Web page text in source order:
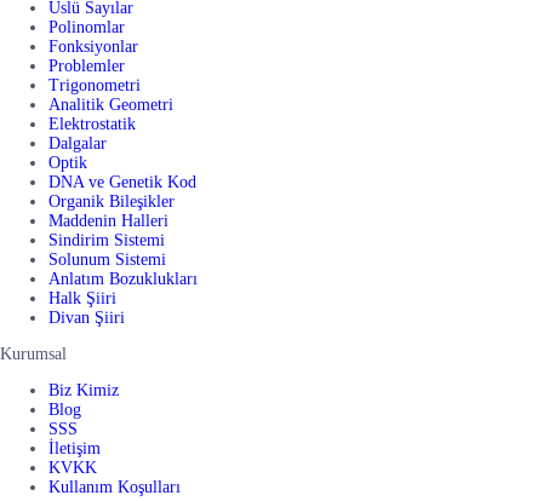
Üslü Sayılar
Polinomlar
Fonksiyonlar
Problemler
Trigonometri
Analitik Geometri
Elektrostatik
Dalgalar
Optik
DNA ve Genetik Kod
Organik Bileşikler
Maddenin Halleri
Sindirim Sistemi
Solunum Sistemi
Anlatım Bozuklukları
Halk Şiiri
Divan Şiiri
Kurumsal
Biz Kimiz
Blog
SSS
İletişim
KVKK
Kullanım Koşulları